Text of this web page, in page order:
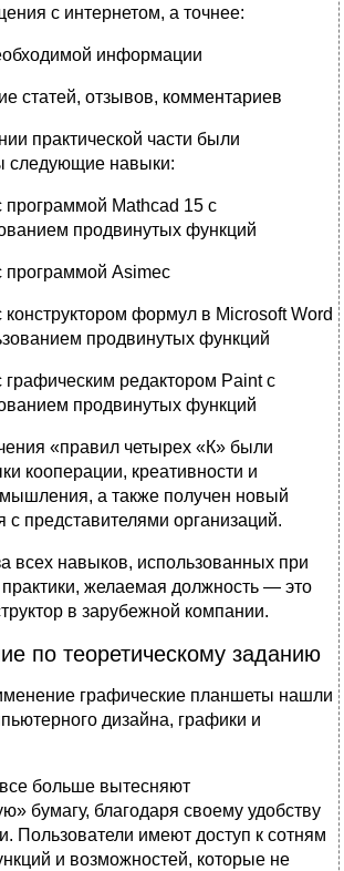
с интернетом, а точнее:
информации
статей, отзывов, комментариев
практической части были
следующие навыки:
программой Mathcad 15 с
продвинутых функций
программой Asimec
конструктором формул в Microsoft Word
продвинутых функций
графическим редактором Paint с
продвинутых функций
«правил четырех «К» были
кооперации, креативности и
мышления, а также получен новый
представителями организаций.
всех навыков, использованных при
желаемая должность — это
в зарубежной компании.
по теоретическому заданию
графические планшеты нашли
дизайна, графики и
больше вытесняют
бумагу, благодаря своему удобству
Пользователи имеют доступ к сотням
и возможностей, которые не